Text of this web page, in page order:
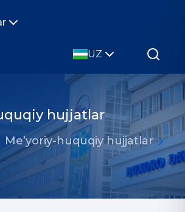
UZ
hujjatlar
Me’yoriy-huquqiy hujjatlar